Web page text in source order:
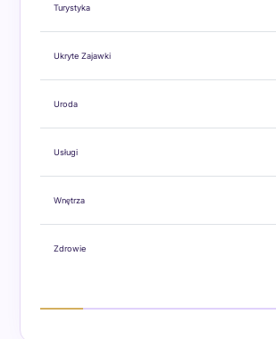
Turystyka
Ukryte Zajawki
Uroda
Usługi
Wnętrza
Zdrowie